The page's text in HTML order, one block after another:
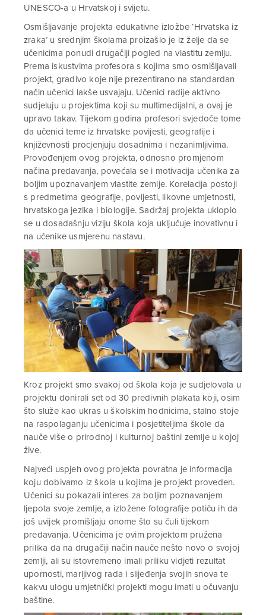
UNESCO-a u Hrvatskoj i svijetu.
Osmišljavanje projekta edukativne izložbe ‘Hrvatska iz
zraka’ u srednjim školama proizašlo je iz želje da se
učenicima ponudi drugačiji pogled na vlastitu zemlju.
Prema iskustvima profesora s kojima smo osmišljavali
projekt, gradivo koje nije prezentirano na standardan
način učenici lakše usvajaju. Učenici radije aktivno
sudjeluju u projektima koji su multimedijalni, a ovaj je
upravo takav. Tijekom godina profesori svjedoče tome
da učenici teme iz hrvatske povijesti, geografije i
književnosti procjenjuju dosadnima i nezanimljivima.
Provođenjem ovog projekta, odnosno promjenom
načina predavanja, povećala se i motivacija učenika za
boljim upoznavanjem vlastite zemlje. Korelacija postoji
s predmetima geografije, povijesti, likovne umjetnosti,
hrvatskoga jezika i biologije. Sadržaj projekta uklopio
se u dosadašnju viziju škola koja uključuje inovativnu i
na učenike usmjerenu nastavu.
Kroz projekt smo svakoj od škola koja je sudjelovala u
projektu donirali set od 30 predivnih plakata koji, osim
što služe kao ukras u školskim hodnicima, stalno stoje
na raspolaganju učenicima i posjetiteljima škole da
nauče više o prirodnoj i kulturnoj baštini zemlje u kojoj
žive.
Najveći uspjeh ovog projekta povratna je informacija
koju dobivamo iz škola u kojima je projekt proveden.
Učenici su pokazali interes za boljim poznavanjem
ljepota svoje zemlje, a izložene fotografije potiču ih da
još uvijek promišljaju onome što su čuli tijekom
predavanja. Učenicima je ovim projektom pružena
prilika da na drugačiji način nauče nešto novo o svojoj
zemlji, ali su istovremeno imali priliku vidjeti rezultat
upornosti, marljivog rada i slijeđenja svojih snova te
kakvu ulogu umjetnički projekti mogu imati u očuvanju
baštine.